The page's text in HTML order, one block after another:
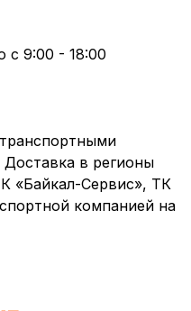
с 9:00 - 18:00
в регионы
«Байкал-Сервис», ТК
компанией на